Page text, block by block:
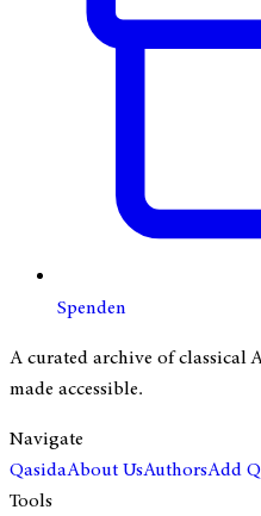
Spenden
A curated archive of classical
made accessible.
Navigate
QasidaAbout UsAuthorsAdd
Tools